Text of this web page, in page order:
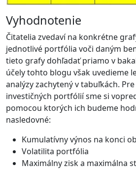
Vyhodnotenie
Čitatelia zvedaví na konkrétne
jednotlivé portfólia voči daným
tieto grafy dohľadať priamo v
účely tohto blogu však uvedieme
analýzy zachytený v tabuľkách.
investičných portfólií sme si
pomocou ktorých ich budeme
nasledovné:
Kumulatívny výnos na konci
Volatilita portfólia
Maximálny zisk a maximálna